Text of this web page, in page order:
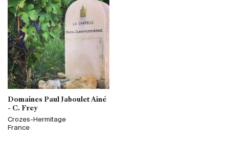
Domaines Paul Jaboulet Aîné
- C. Frey
Crozes-Hermitage
France